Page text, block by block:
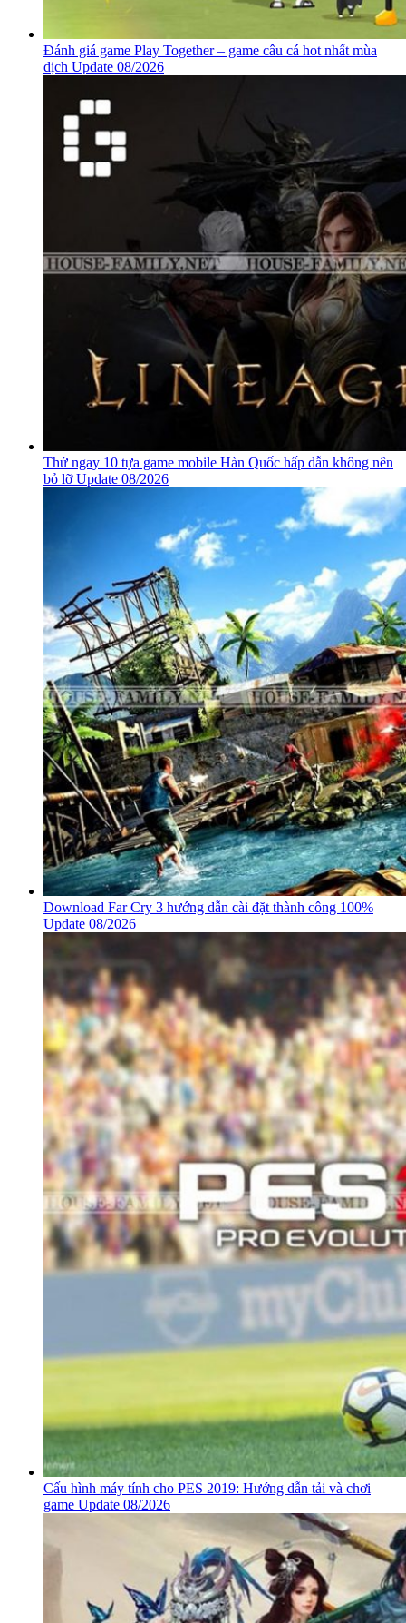
Đánh giá game Play Together – game câu cá hot nhất mùa
dịch Update 08/2026
Thử ngay 10 tựa game mobile Hàn Quốc hấp dẫn không nên
bỏ lỡ Update 08/2026
Download Far Cry 3 hướng dẫn cài đặt thành công 100%
Update 08/2026
Cấu hình máy tính cho PES 2019: Hướng dẫn tải và chơi
game Update 08/2026